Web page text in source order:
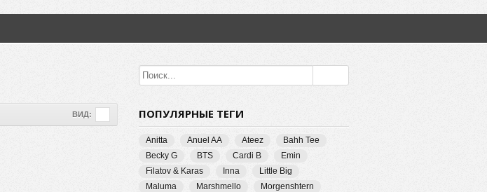
ВИД: ПОПУЛЯРНЫЕ ТЕГИ
Anitta Anuel AA Ateez
Bahh Tee
Becky G
BTS Cardi B
Emin
Filatov & Karas
Inna
Little Big
Maluma
Marshmello
Morgenshtern